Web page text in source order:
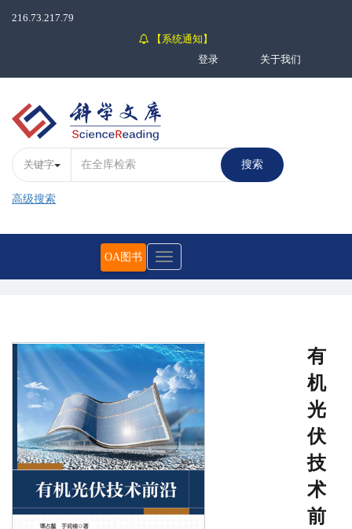
216.73.217.79
【系统通知】
登录
关于我们
关键字 搜索
高级搜索
Toggle
OA图书
有
机
光
伏
技
术
前